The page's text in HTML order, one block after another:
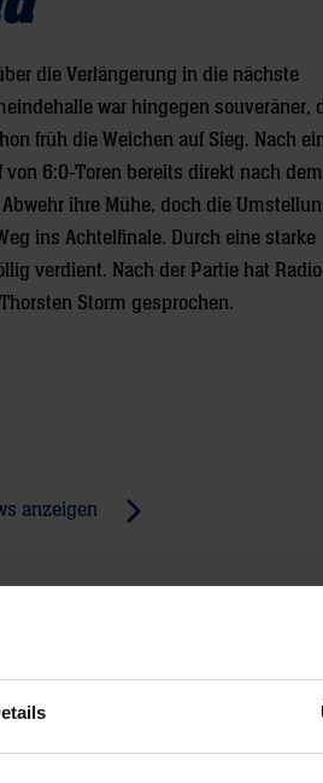
die Verlängerung in die nächste
war hingegen souveräner,
früh die Weichen auf Sieg. Nach
6:0-Toren bereits direkt nach dem
ihre Mühe, doch die
ins Achtelfinale. Durch eine starke
verdient. Nach der Partie hat Radio
Storm gesprochen.
anzeigen